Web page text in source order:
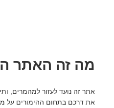
מה זה האתר
אתר זה נועד לעזור למהמרים,
את דרכם בתחום ההימורים על